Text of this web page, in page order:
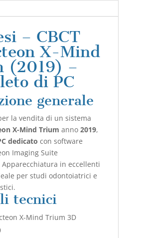
– CBCT
X-Mind
(2019) –
di PC
generale
la vendita di un sistema
X-Mind Trium anno 2019,
dedicato con software
Imaging Suite
in eccellenti
per studi odontoiatrici e
tecnici
X-Mind Trium 3D